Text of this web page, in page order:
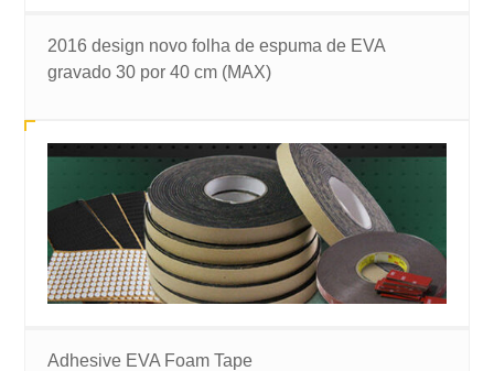
2016 design novo folha de espuma de EVA
gravado 30 por 40 cm (MAX)
Adhesive EVA Foam Tape